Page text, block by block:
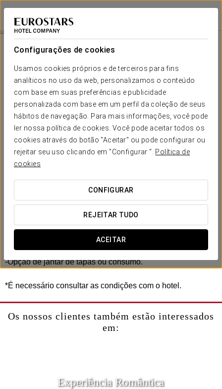
Configurações de cookies
Usamos cookies próprios e de terceiros para fins
analíticos no uso da web, personalizamos o conteúdo
com base em suas preferências e publicidade
personalizada com base em um perfil da coleção de seus
hábitos de navegação. Para mais informações, você pode
ler nossa política de cookies. Você pode aceitar todos os
cookies através do botão "Aceitar" ou pode configurar ou
rejeitar seu uso clicando em "Configurar ". Política de
cookies
CONFIGURAR
REJEITAR TUDO
ACEITAR
Exe Sevilla Palmera
SEVILHA
Conheça Sevilha Ao Ritmo Do Flamenco
Conheça Sevilha ao ritmo do
flamenco
Desfrute da autêntica essência andaluza, desfrute do
Flamenco. Com esta promoção podes desfrutar do melhor
espectáculo da primeira fila. Não o perca!
-Espetáculo de flamenco de 1h 30 min de duração.
-Opção de jantar de tapas ou consumo.
*É necessário consultar as condições com o hotel.
Os nossos clientes também estão interessados
em:
Experiência Romântica